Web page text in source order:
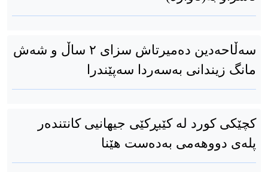
سەڵاحەدین دەمیرتاش سزای ۲ ساڵ و شەش
مانگ زیندانی بەسەردا سەپێندرا
کچێکی کورد لە کێبڕکێی جیهانیی کانتندەر
پلەی دووهەمی بەدەست هێنا